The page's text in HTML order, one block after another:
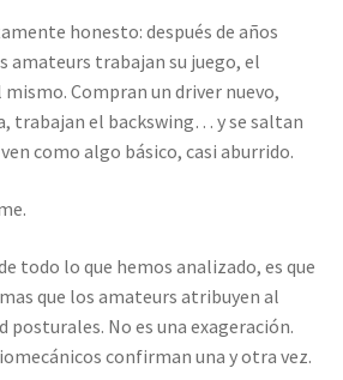
honesto: después de años
amateurs trabajan su juego, el
Compran un driver nuevo,
trabajan el backswing… y se saltan
como algo básico, casi aburrido.
todo lo que hemos analizado, es que
que los amateurs atribuyen al
posturales. No es una exageración.
confirman una y otra vez.